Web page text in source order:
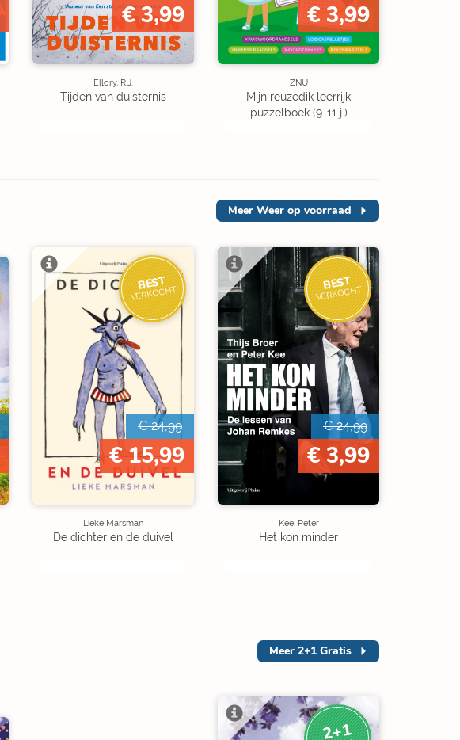
€ 3,99
Ellory, R.J.
Tijden van duisternis
€ 3,99
ZNU
Mijn reuzedik leerrijk
puzzelboek (9-11 j.)
Meer Weer op voorraad
BEST
VERKOCHT
€ 24,99
€ 15,99
Lieke Marsman
De dichter en de duivel
BEST
VERKOCHT
€ 24,99
€ 3,99
Kee, Peter
Het kon minder
Meer 2+1 Gratis
2+1